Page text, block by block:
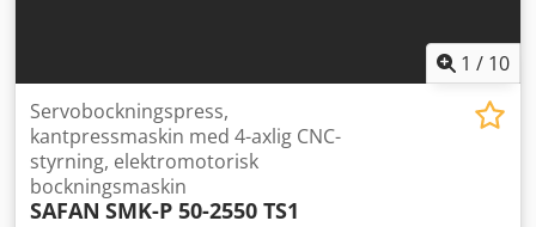
1 / 10
Servobockningspress,
kantpressmaskin med 4-axlig CNC-
styrning, elektromotorisk
bockningsmaskin
SAFAN SMK-P 50-2550 TS1